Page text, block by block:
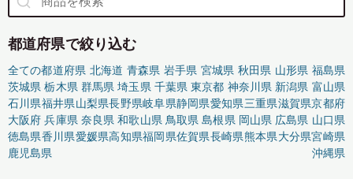
都道府県で絞り込む
全ての都道府県 北海道 青森県 岩手県 宮城県 秋田県 山形県 福島県
茨城県 栃木県 群馬県 埼玉県 千葉県 東京都 神奈川県 新潟県 富山県
石川県福井県山梨県長野県岐阜県静岡県愛知県三重県滋賀県京都府
大阪府 兵庫県 奈良県 和歌山県 鳥取県 島根県 岡山県 広島県 山口県
徳島県香川県愛媛県高知県福岡県佐賀県長崎県熊本県大分県宮崎県
鹿児島県
沖縄県